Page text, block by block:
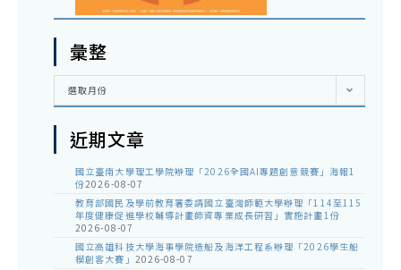
彙整
彙
選取月份
近期文章
國立臺南大學理工學院辦理「2026全國AI專題創意競賽」海報1
份2026-08-07
教育部國民及學前教育署委請國立臺灣師範大學辦理「114至115
年度健康促進學校輔導計畫師資專業成長研習」實施計畫1份
2026-08-07
國立高雄科技大學海事學院造船及海洋工程系辦理「2026學生船
模創客大賽」 2026-08-07